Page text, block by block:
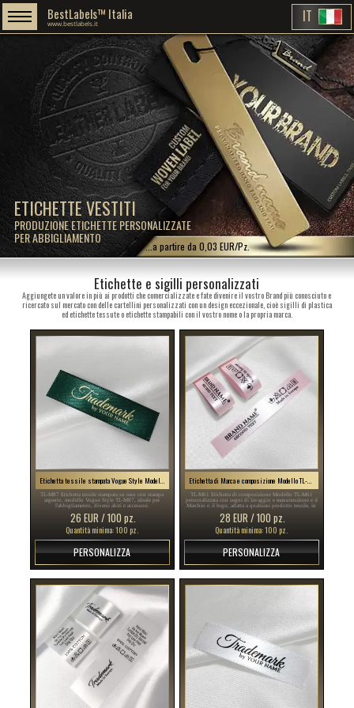
ETICHETTE VESTITI
PRODUZIONE ETICHETTE PERSONALIZZATE
PER ABBIGLIAMENTO
BestLabels™ Italia
www.bestlabels.it IT
...a partire da 0,03 EUR/Pz.
Etichette e sigilli personalizzati
Aggiungete un valore in più ai prodotti che comercializzate e fate divenire il vostro Brand più conosciuto e
ricercato sul mercato con delle cartellini personalizzati con un design eccezionale, cioè sigilli di plastica
ed etichette tessute o etichette stampabili con il vostro nome o la propria marca.
TL-M87 Etichetta tessile stampata su raso con stampa
argento, modello Vogue Style TL-M87, ideale per
l'abbigliamento, diversi abiti e accessori.
26 EUR / 100 pz.
Quantità minima: 100 pz.
PERSONALIZZA
TL-M61 Etichetta di composizione Modello TL-M61
personalizzata con segni di lavaggio e manutenzione e il
Marchio o il logo, adatta a qualsiasi prodotto tessile, in
particolare gli articoli di abbigliamento.
28 EUR / 100 pz.
Quantità minima: 100 pz.
PERSONALIZZA